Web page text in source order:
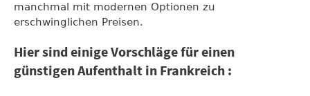
manchmal mit modernen Optionen zu
erschwinglichen Preisen.
Hier sind einige Vorschläge für einen
günstigen Aufenthalt in Frankreich :